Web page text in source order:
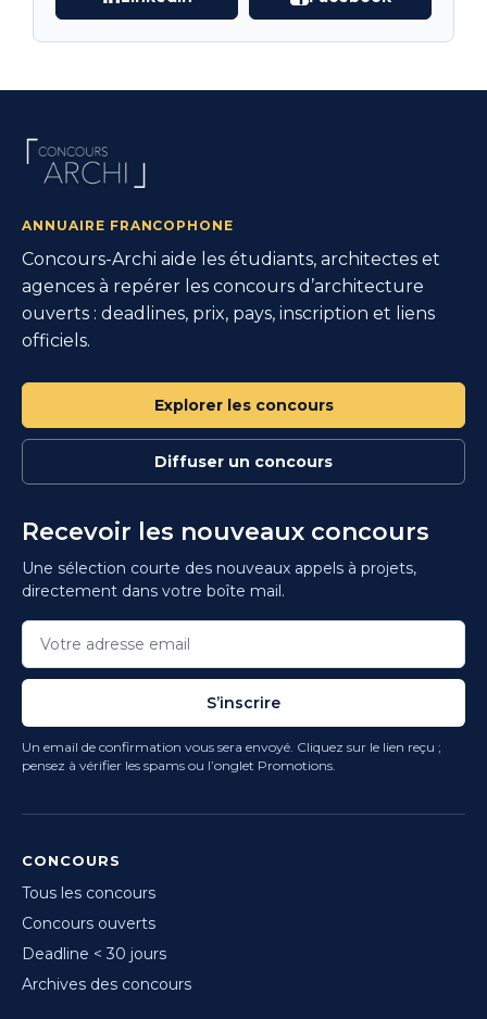
ANNUAIRE FRANCOPHONE
Concours-Archi aide les étudiants, architectes et
agences à repérer les concours d’architecture
ouverts : deadlines, prix, pays, inscription et liens
officiels.
Explorer les concours
Diffuser un concours
Recevoir les nouveaux concours
Une sélection courte des nouveaux appels à projets,
directement dans votre boîte mail.
S’inscrire
Un email de confirmation vous sera envoyé. Cliquez sur le lien reçu ;
pensez à vérifier les spams ou l’onglet Promotions.
CONCOURS
Tous les concours
Concours ouverts
Deadline < 30 jours
Archives des concours